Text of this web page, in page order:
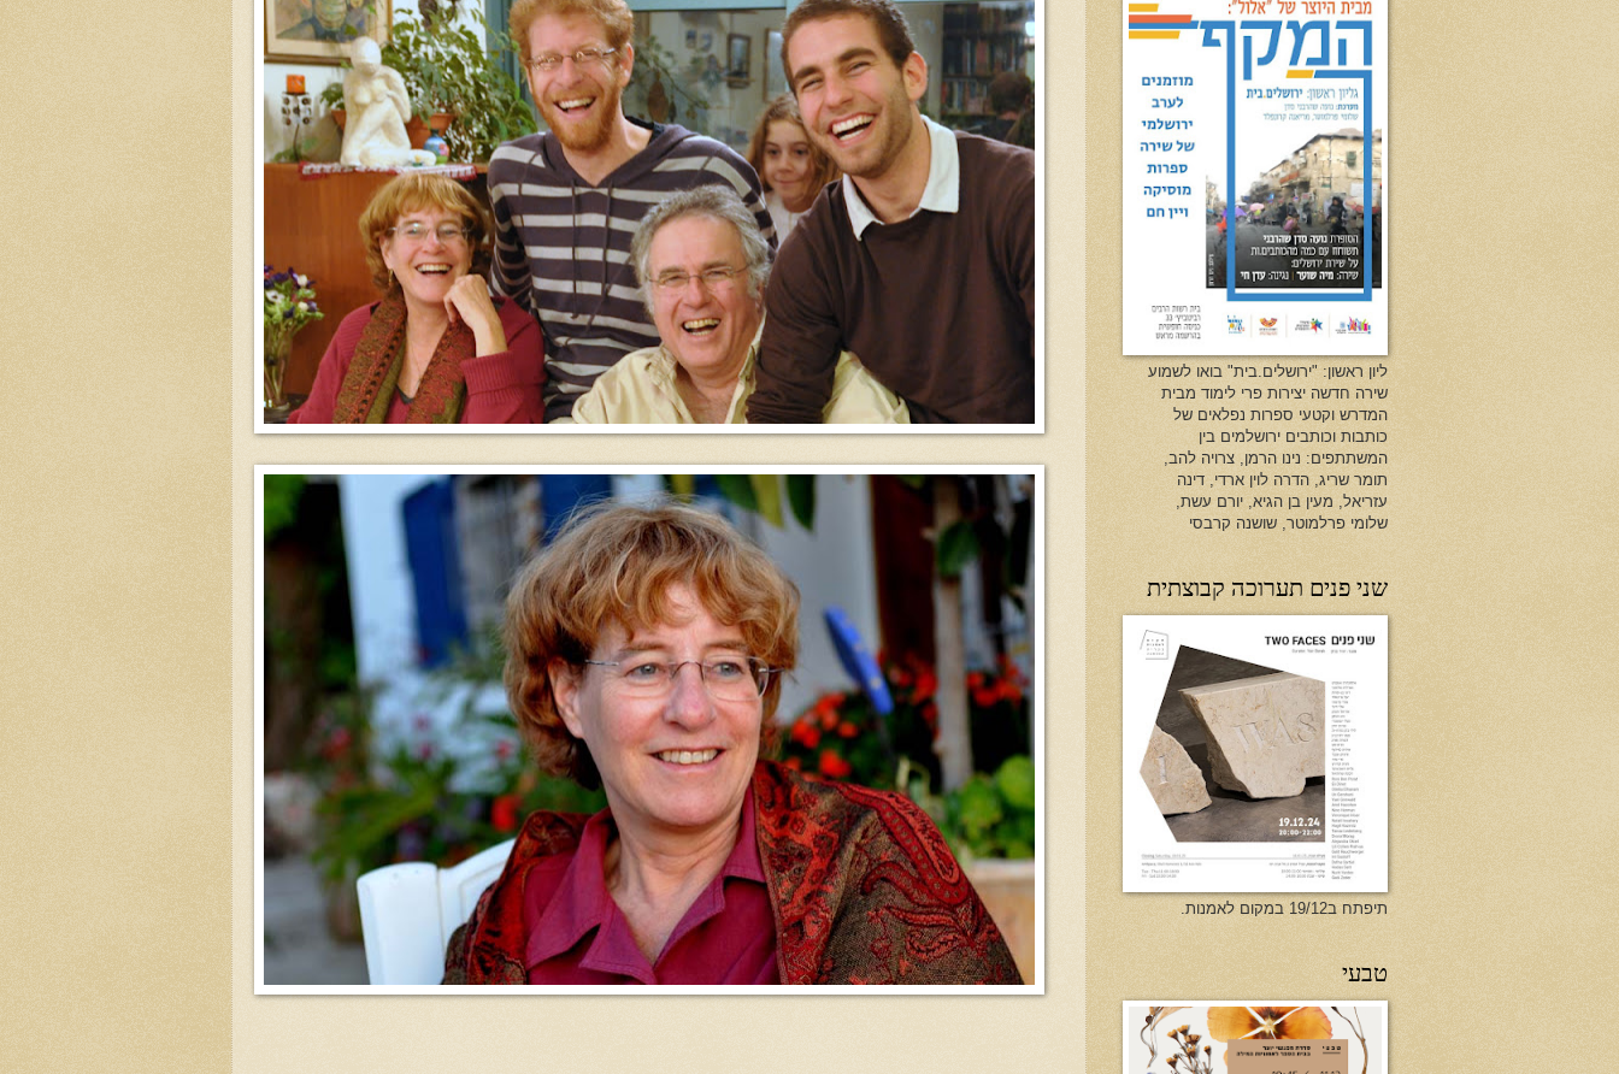
ליון ראשון: "ירושלים.בית" בואו לשמוע
שירה חדשה יצירות פרי לימוד מבית
המדרש וקטעי ספרות נפלאים של
כותבות וכותבים ירושלמים בין
המשתתפים: נינו הרמן, צרויה להב,
תומר שריג, הדרה לוין ארדי, דינה
עזריאל, מעין בן הגיא, יורם עשת,
שלומי פרלמוטר, שושנה קרבסי
שני פנים תערוכה קבוצתית
תיפתח ב19/12 במקום לאמנות.
טבעי